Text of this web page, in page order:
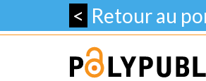
< Retour au